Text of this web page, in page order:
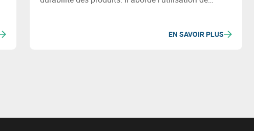
minimiser l'impact écologique des chaînesEN SAVOIR PLUS